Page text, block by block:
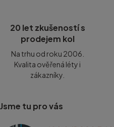
20 let zkušeností s
prodejem kol
Na trhu od roku 2006.
Kvalita ověřená léty i
zákazníky.
Jsme tu pro vás